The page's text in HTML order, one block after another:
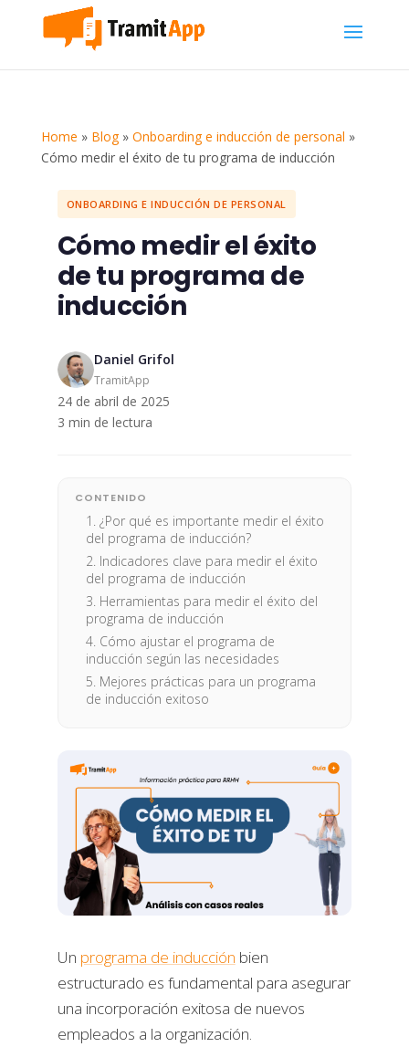
Home » Blog» Onboarding e inducción de personal »
Cómo medir el éxito de tu programa de inducción
ONBOARDING E INDUCCIÓN DE PERSONAL
Cómo medir el éxito
de tu programa de
inducción
Daniel Grifol
TramitApp
24 de abril de 2025
3 min de lectura
CONTENIDO
1. ¿Por qué es importante medir el éxito
del programa de inducción?
2. Indicadores clave para medir el éxito
del programa de inducción
3. Herramientas para medir el éxito del
programa de inducción
4. Cómo ajustar el programa de
inducción según las necesidades
5. Mejores prácticas para un programa
de inducción exitoso
Un programa de inducción bien
estructurado es fundamental para asegurar
una incorporación exitosa de nuevos
empleados a la organización.